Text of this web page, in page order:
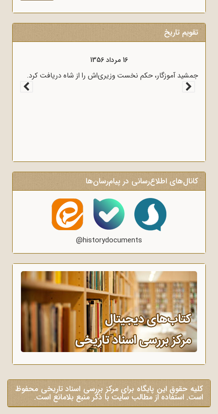
تقویم تاریخ
16 مرداد 1356
جمشید آموزگار، حکم نخست وزیری‌اش را از شاه دریافت کرد.
کانال‌های اطلاع‌رسانی در پیام‌رسان‌ها
@historydocuments
کلیه حقوق این پایگاه برای مرکز بررسی اسناد تاریخی محفوظ
است. استفاده از مطالب سایت با ذکر منبع بلامانع است.